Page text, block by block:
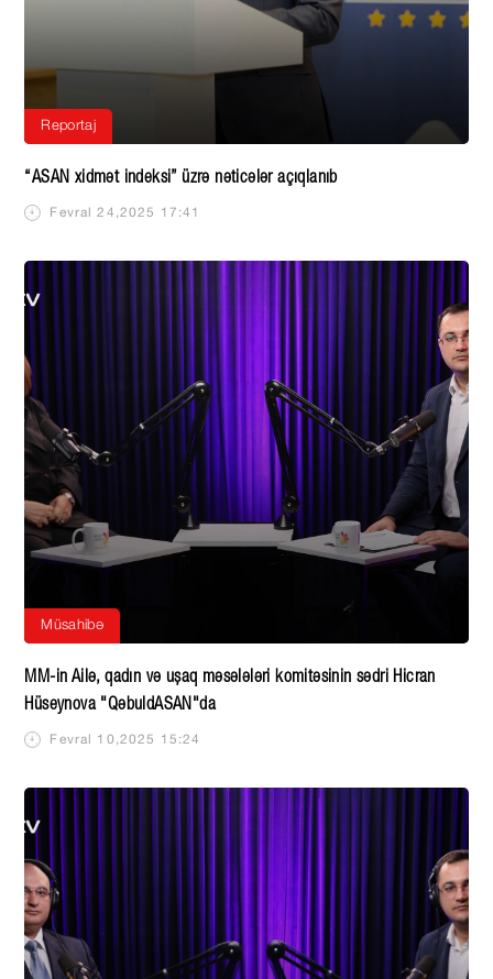
“ASAN xidmət indeksi” üzrə nəticələr açıqlanıb
Fevral 24,2025 17:41
Reportaj
MM-in Ailə, qadın və uşaq məsələləri komitəsinin sədri Hicran
Hüseynova "QəbuldASAN"da
Fevral 10,2025 15:24
Müsahibə